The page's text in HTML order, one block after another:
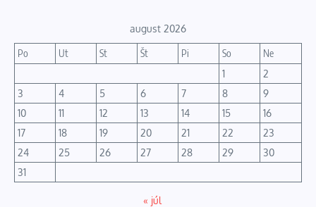
august 2026
Po Ut St Št Pi So
Ne
1
2
3
4 5 6 7 8
9
10
11 12 13 14 15
16
17
18 19 20 21 22
23
24
25 26 27 28 29
30
31
« júl